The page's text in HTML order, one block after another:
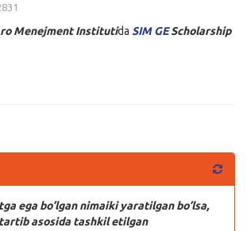
Menejment Institutida SIM GE Scholarship
ega bo’lgan nimaiki yaratilgan bo’lsa,
asosida tashkil etilgan